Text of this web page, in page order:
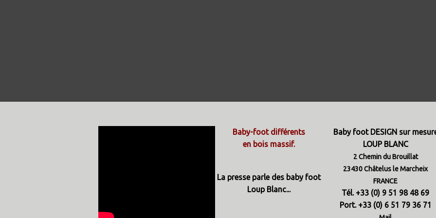
Baby-foot différents
en bois massif.
La presse parle des baby foot
Loup Blanc...
Baby foot DESIGN sur
LOUP BLANC
2 Chemin du Brouillat
23430 Châtelus le Marcheix
FRANCE
Tél. +33 (0) 9 51 98 48 69
Port. +33 (0) 6 51 79 36 71